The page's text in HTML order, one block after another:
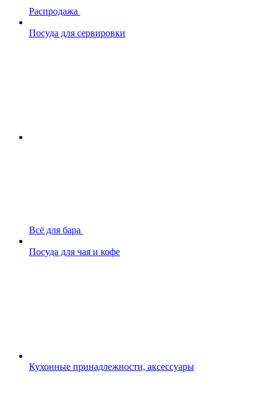
Распродажа
Посуда для сервировки
Всё для бара
Посуда для чая и кофе
Кухонные принадлежности, аксессуары